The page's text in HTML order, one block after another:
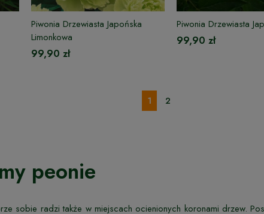
Piwonia Drzewiasta Japońska
Limonkowa
99,90 zł
Piwonia Drzewiasta
99,90 zł
1 2
peonie
sobie radzi także w miejscach ocienionych koronami drzew.